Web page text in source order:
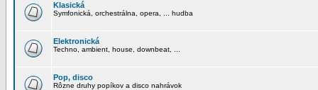
Klasická
Symfonická, orchestrálna, opera, ... hudba
Elektronická
Techno, ambient, house, downbeat, ...
Pop, disco
Rôzne druhy popíkov a disco nahrávok